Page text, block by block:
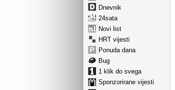
Dnevnik
24sata
Novi list
HRT vijesti
Ponuda dana
Bug
1 klik do svega
Sponzorirane vijesti